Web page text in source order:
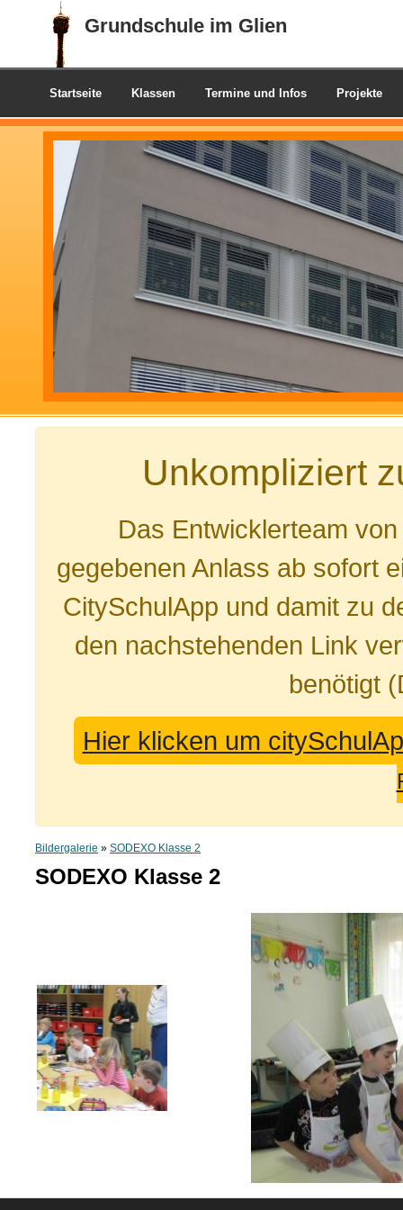
Grundschule im Glien
Startseite Klassen Termine und Infos Projekte
Unkompliziert
Das Entwicklerteam
gegebenen Anlass ab sofort
CitySchulApp und damit zu
den nachstehenden Link
benötigt
Hier klicken um
Bildergalerie » SODEXO Klasse 2
SODEXO Klasse 2